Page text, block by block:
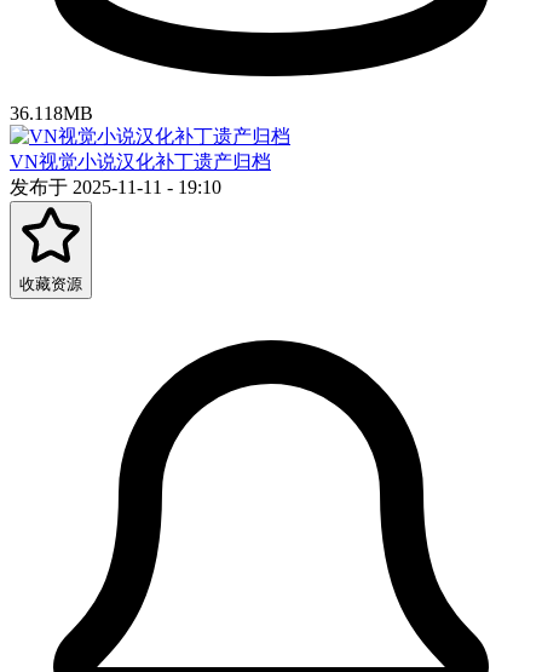
36.118MB
VN视觉小说汉化补丁遗产归档
发布于 2025-11-11 - 19:10
收藏资源